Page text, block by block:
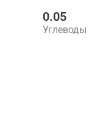
0.05
Углеводы